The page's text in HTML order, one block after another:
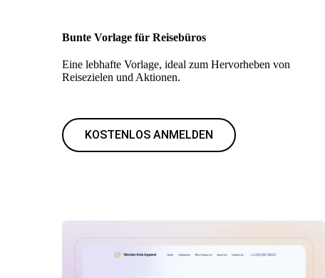
Bunte Vorlage für Reisebüros
Eine lebhafte Vorlage, ideal zum Hervorheben von
Reisezielen und Aktionen.
KOSTENLOS ANMELDEN